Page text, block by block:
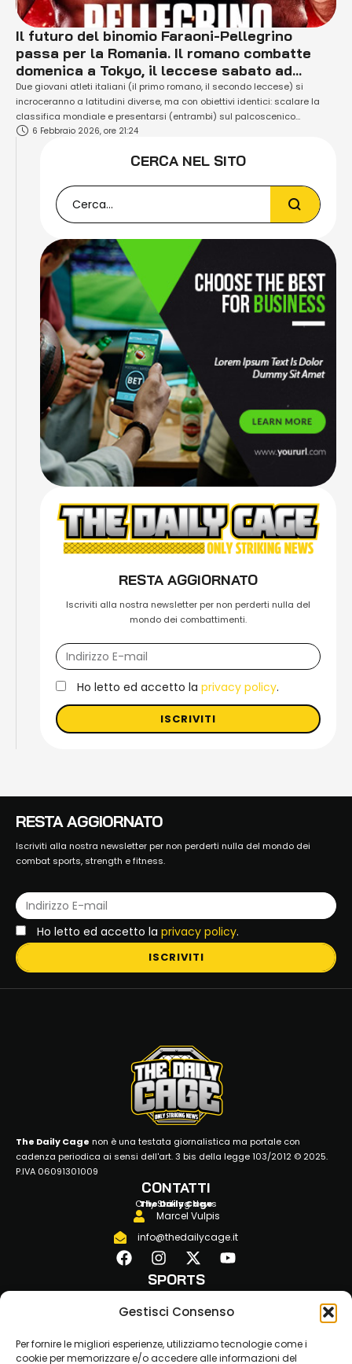
Gestisci Consenso
Per fornire le migliori esperienze, utilizziamo tecnologie come i
cookie per memorizzare e/o accedere alle informazioni del
Il futuro del binomio Faraoni-Pellegrino
passa per la Romania. Il romano combatte
domenica a Tokyo, il leccese sabato ad
Arnhem.
Due giovani atleti italiani (il primo romano, il secondo leccese) si
incroceranno a latitudini diverse, ma con obiettivi identici: scalare la
classifica mondiale e presentarsi (entrambi) sul palcoscenico
internazionale della kickboxing come "campioni" di questa disciplina.
domenica 8 febbraio (a partire dalle ore 3:30 italiane) a …
6 Febbraio 2026, ore 21:24
CERCA NEL SITO
RESTA AGGIORNATO
Iscriviti alla nostra newsletter per non perderti nulla del
mondo dei combattimenti.
Ho letto ed accetto la privacy policy.
ISCRIVITI
RESTA AGGIORNATO
Iscriviti alla nostra newsletter per non perderti nulla del mondo dei
combat sports, strength e fitness.
Ho letto ed accetto la privacy policy.
ISCRIVITI
The Daily Cage non è una testata giornalistica ma portale con
cadenza periodica ai sensi dell'art. 3 bis della legge 103/2012 © 2025.
P.IVA 06091301009
CONTATTI
The Daily Cage
Only Striking News
Marcel Vulpis
info@thedailycage.it
SPORTS
MMA
BOXE
JLKAM